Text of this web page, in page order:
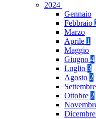
2024
Gennaio
Febbraio
Marzo
Aprile 1
Maggio
Giugno 4
Luglio 3
Agosto 2
Settembre
Ottobre 2
Dicembre